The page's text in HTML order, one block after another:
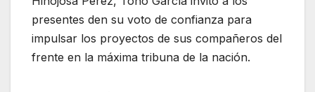
presentes den su voto de confianza para
impulsar los proyectos de sus compañeros del
frente en la máxima tribuna de la nación.